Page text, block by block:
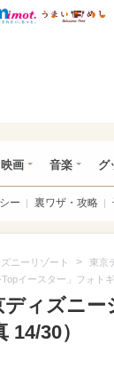
ぴあ総研 ディズ
mimot.
画 音楽 グ
ー 裏ワザ・攻略
ニーリゾート > 東京
イースター」フォト
ディズニ
30）